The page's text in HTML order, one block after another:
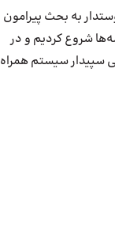
به بحث پیرامون
شروع کردیم و در
سپیدار سیستم همراه